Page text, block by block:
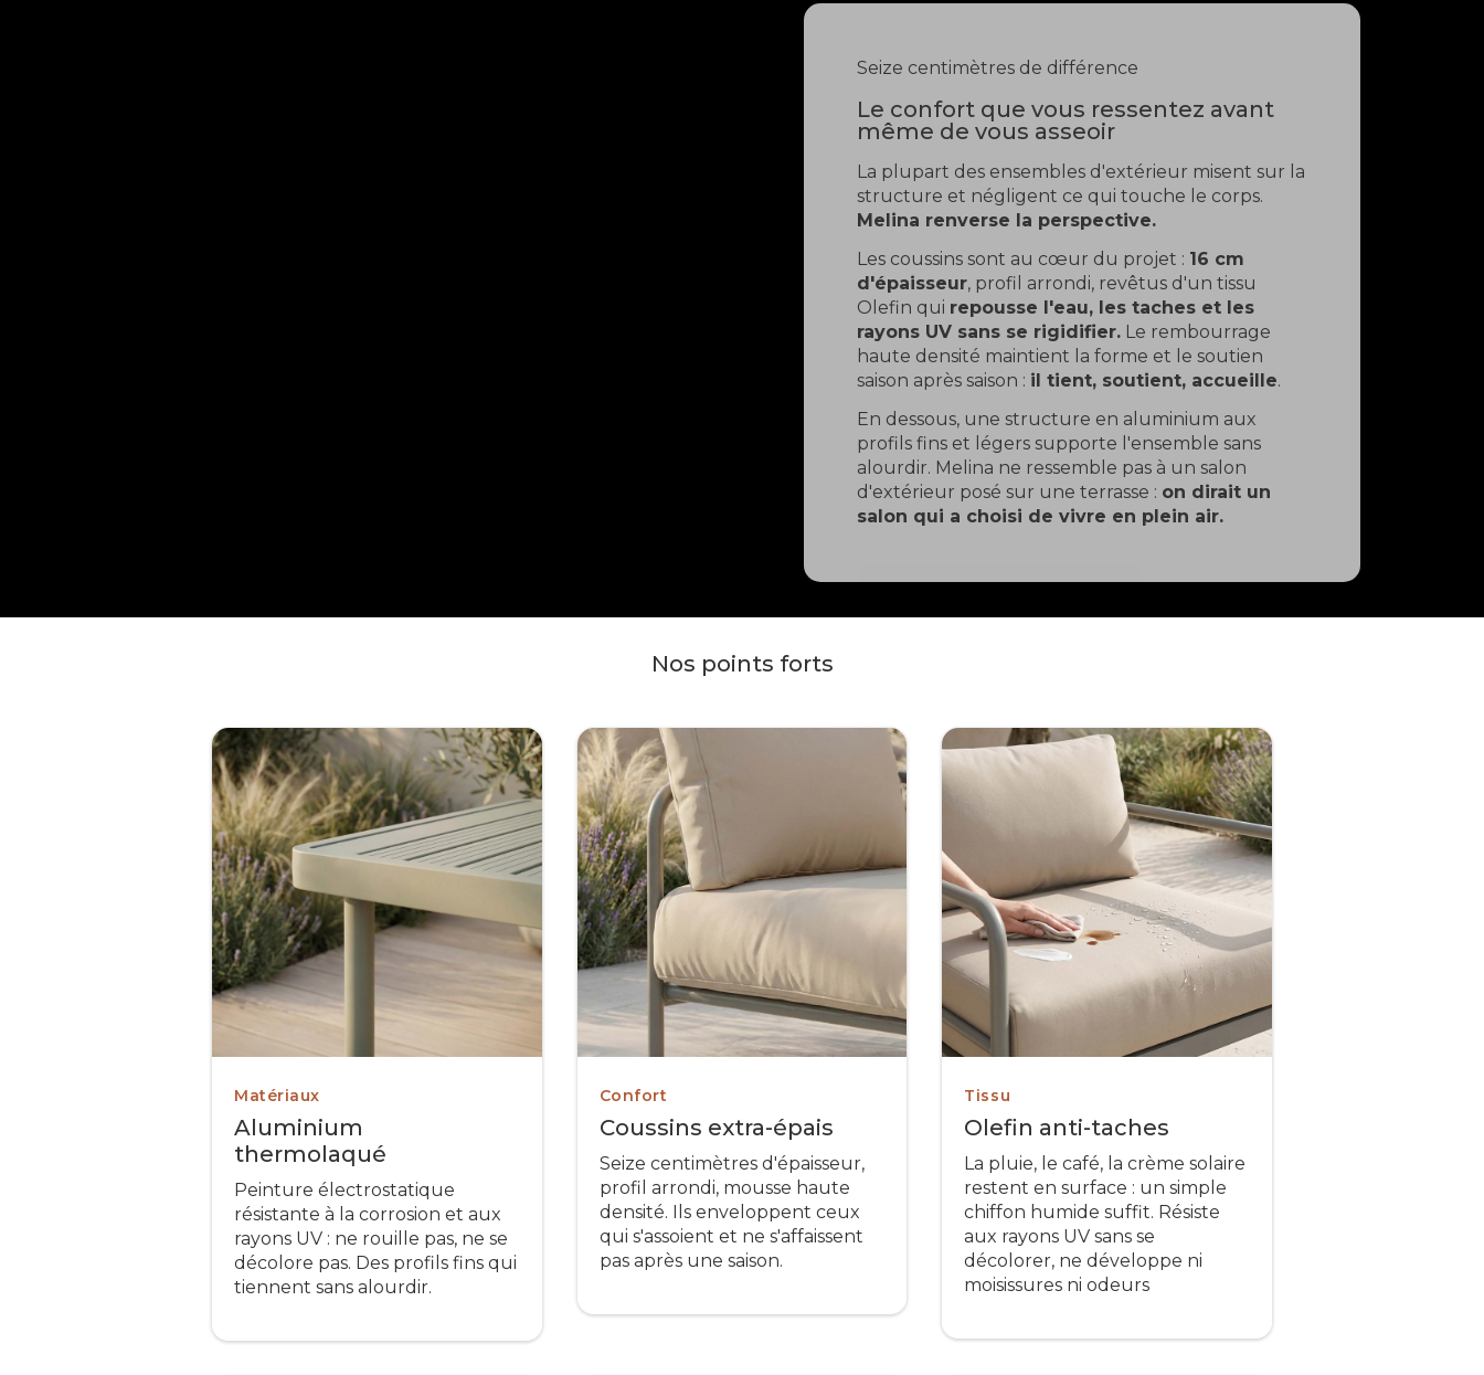
Seize centimètres de différence
Le confort que vous ressentez avant
même de vous asseoir
La plupart des ensembles d'extérieur misent sur la
structure et négligent ce qui touche le corps.
Melina renverse la perspective.
Les coussins sont au cœur du projet : 16 cm
d'épaisseur, profil arrondi, revêtus d'un tissu
Olefin qui repousse l'eau, les taches et les
rayons UV sans se rigidifier. Le rembourrage
haute densité maintient la forme et le soutien
saison après saison : il tient, soutient, accueille.
En dessous, une structure en aluminium aux
profils fins et légers supporte l'ensemble sans
alourdir. Melina ne ressemble pas à un salon
d'extérieur posé sur une terrasse : on dirait un
salon qui a choisi de vivre en plein air.
Nos points forts
Matériaux
Aluminium
thermolaqué
Peinture électrostatique
résistante à la corrosion et aux
rayons UV : ne rouille pas, ne se
décolore pas. Des profils fins qui
tiennent sans alourdir.
Confort
Coussins extra-épais
Seize centimètres d'épaisseur,
profil arrondi, mousse haute
densité. Ils enveloppent ceux
qui s'assoient et ne s'affaissent
pas après une saison.
Tissu
Olefin anti-taches
La pluie, le café, la crème solaire
restent en surface : un simple
chiffon humide suffit. Résiste
aux rayons UV sans se
décolorer, ne développe ni
moisissures ni odeurs